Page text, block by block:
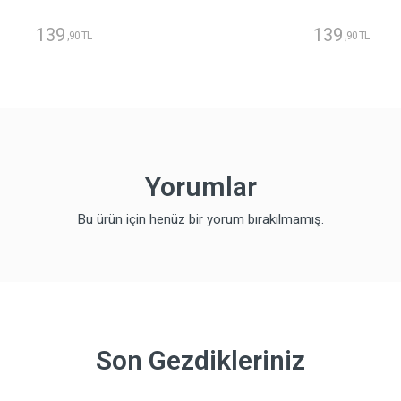
139 ,90 TL 139 ,90 TL
Yorumlar
Bu ürün için henüz bir yorum bırakılmamış.
Son Gezdikleriniz